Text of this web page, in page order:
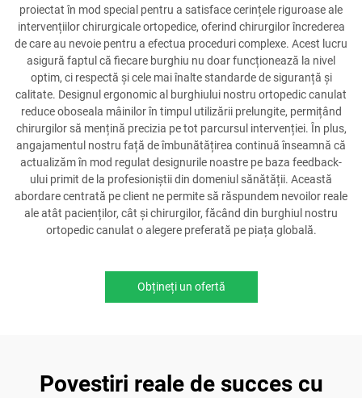
proiectat în mod special pentru a satisface cerințele riguroase ale
intervențiilor chirurgicale ortopedice, oferind chirurgilor încrederea
de care au nevoie pentru a efectua proceduri complexe. Acest lucru
asigură faptul că fiecare burghiu nu doar funcționează la nivel
optim, ci respectă și cele mai înalte standarde de siguranță și
calitate. Designul ergonomic al burghiului nostru ortopedic canulat
reduce oboseala mâinilor în timpul utilizării prelungite, permițând
chirurgilor să mențină precizia pe tot parcursul intervenției. În plus,
angajamentul nostru față de îmbunătățirea continuă înseamnă că
actualizăm în mod regulat designurile noastre pe baza feedback-
ului primit de la profesioniștii din domeniul sănătății. Această
abordare centrată pe client ne permite să răspundem nevoilor reale
ale atât pacienților, cât și chirurgilor, făcând din burghiul nostru
ortopedic canulat o alegere preferată pe piața globală.
Obțineți un ofertă
Povestiri reale de succes cu